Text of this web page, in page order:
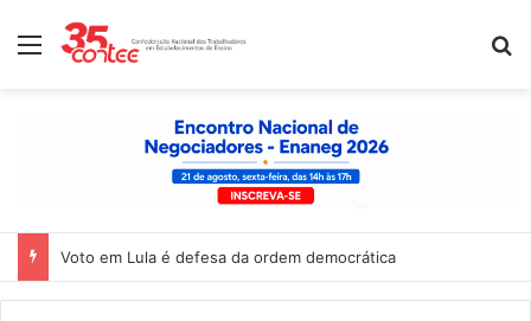
Menu
Voto em Lula é defesa da ordem democrática